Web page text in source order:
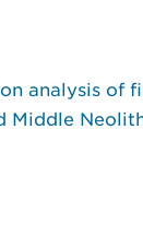
analysis of